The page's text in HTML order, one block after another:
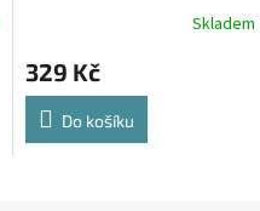
Skladem
329 Kč
Do košíku